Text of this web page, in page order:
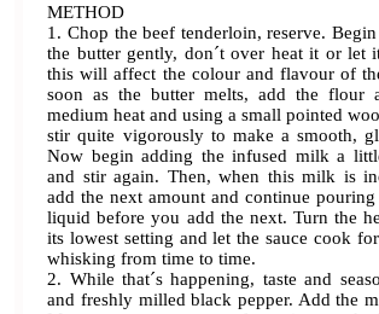
METHOD
1. Chop the beef tenderloin, reserve.
the butter gently, don´t over heat it or let
this will affect the colour and flavour of
soon as the butter melts, add the flour
medium heat and using a small pointed
stir quite vigorously to make a smooth,
Now begin adding the infused milk a
and stir again. Then, when this milk is
add the next amount and continue
liquid before you add the next. Turn the
its lowest setting and let the sauce cook
whisking from time to time.
2. While that´s happening, taste and
and freshly milled black pepper. Add the